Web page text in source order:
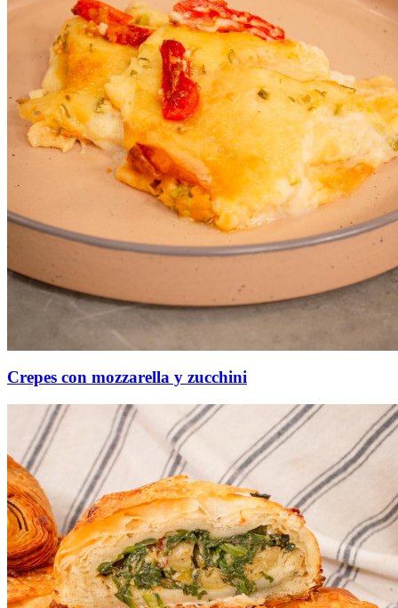
Crepes con mozzarella y zucchini